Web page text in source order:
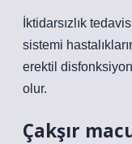
İktidarsızlık
sistemi
erektil disfonksiyon
olur.
Çakşır